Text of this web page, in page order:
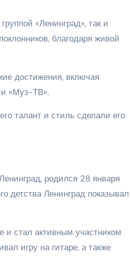
«Ленинград», так и
благодаря живой
достижения, включая
«Муз-ТВ».
талант и стиль сделали его
родился 28 января
детства Ленинград показывал
стал активным участником
игру на гитаре, а также